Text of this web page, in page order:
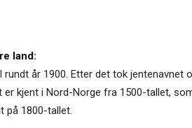
land:
år 1900. Etter det tok jentenavnet
kjent i Nord-Norge fra 1500-tallet,
på 1800-tallet.